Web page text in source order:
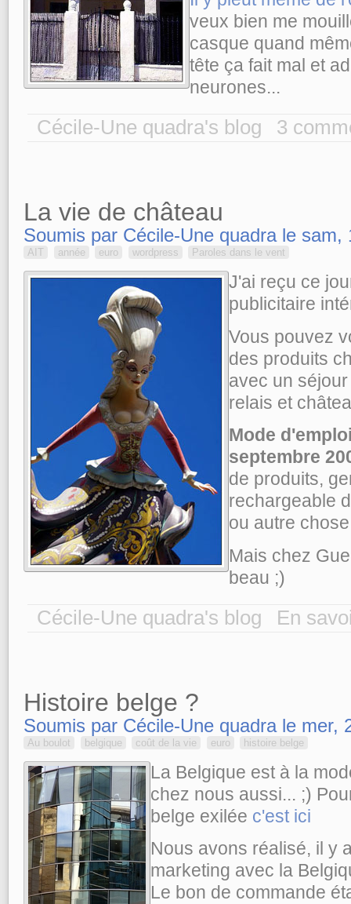
veux bien me
casque quand
tête ça fait mal et
neurones...
Cécile-Une quadra's blog 3
La vie de château
Soumis par Cécile-Une quadra le sam,
AIT année euro wordpress Paroles dans le vent
J'ai reçu ce
publicitaire
Vous pouvez
des produits
avec un
relais et
Mode
septembre
de produits,
rechargeable
ou autre
Mais chez
beau ;)
Cécile-Une quadra's blog En
Histoire belge ?
Soumis par Cécile-Une quadra le mer,
Au boulot belgique coût de la vie euro histoire belge
La Belgique est à la
chez nous aussi... ;)
belge exilée c'est ici
Nous avons réalisé, il y
marketing avec la
Le bon de commande